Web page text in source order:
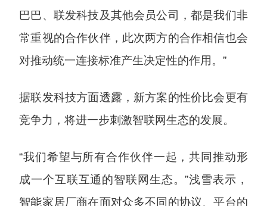
巴巴、联发科技及其他会员公司，都是我们非
常重视的合作伙伴，此次两方的合作相信也会
对推动统一连接标准产生决定性的作用。”
据联发科技方面透露，新方案的性价比会更有
竞争力，将进一步刺激智联网生态的发展。
“我们希望与所有合作伙伴一起，共同推动形
成一个互联互通的智联网生态。”浅雪表示，
智能家居厂商在面对众多不同的协议、平台的